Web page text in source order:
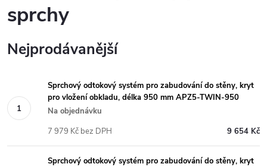
sprchy
Nejprodávanější
Sprchový odtokový systém pro zabudování do stěny, kryt
pro vložení obkladu, délka 950 mm APZ5-TWIN-950
Na objednávku
9 654 Kč
7 979 Kč bez DPH
Sprchový odtokový systém pro zabudování do stěny, kryt